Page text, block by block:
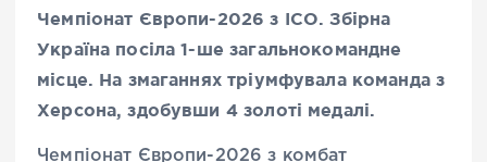
Чемпіонат Європи-2026 з ІСО.Збірна
Україна посіла 1-ше загальнокомандне
місце. На змаганнях тріумфувала команда з
Херсона, здобувши 4 золоті медалі.
Чемпіонат Європи-2026 з комбат